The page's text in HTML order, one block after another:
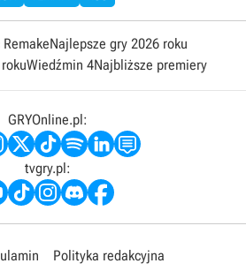
Najlepsze gry 2026 roku
Wiedźmin 4Najbliższe premiery
GRYOnline.pl:
tvgry.pl:
Polityka redakcyjna